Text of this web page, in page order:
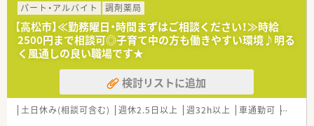
＜業務内容＞
■処方箋による調剤業務、服薬指導、薬剤情報の提供など
■広域の処方箋を応需しています。
＜研修制度＞
■『どこの薬局でも通用する』薬剤師の育成・教育を行っていま
■メンター制度を取り入れ、ひとりひとりの
成長度合いに合わせた教育を心がけています。
パート・アルバイト
調剤薬局
【高松市】≪勤務曜日・時間まずはご相談ください！≫時給
2500円まで相談可◎子育て中の方も働きやすい環境♪明る
く風通しの良い職場です★
検討リストに追加
土日休み(相談可含む) 週休2.5日以上 週32h以上 車通勤可 高時